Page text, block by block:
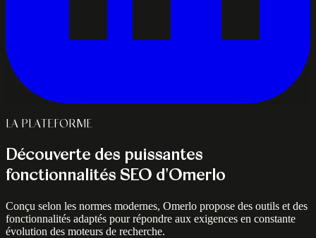
LA PLATEFORME
Découverte des puissantes
fonctionnalités SEO d'Omerlo
Conçu selon les normes modernes, Omerlo propose des outils et des
fonctionnalités adaptés pour répondre aux exigences en constante
évolution des moteurs de recherche.